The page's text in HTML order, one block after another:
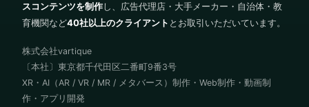
スコンテンツを制作し、広告代理店・大手メーカー・自治体・教
育機関など40社以上のクライアント とお取引いただいています。
株式会社vartique
〔本社〕東京都千代田区二番町9番3号
XR・AI（AR / VR / MR / メタバース）制作・Web制作・動画制
作・アプリ開発